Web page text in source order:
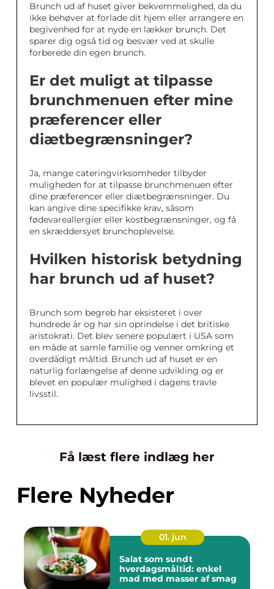
Brunch ud af huset giver bekvemmelighed, da du
ikke behøver at forlade dit hjem eller arrangere en
begivenhed for at nyde en lækker brunch. Det
sparer dig også tid og besvær ved at skulle
forberede din egen brunch.
Er det muligt at tilpasse
brunchmenuen efter mine
præferencer eller
diætbegrænsninger?
Ja, mange cateringvirksomheder tilbyder
muligheden for at tilpasse brunchmenuen efter
dine præferencer eller diætbegrænsninger. Du
kan angive dine specifikke krav, såsom
fødevareallergier eller kostbegrænsninger, og få
en skræddersyet brunchoplevelse.
Hvilken historisk betydning
har brunch ud af huset?
Brunch som begreb har eksisteret i over
hundrede år og har sin oprindelse i det britiske
aristokrati. Det blev senere populært i USA som
en måde at samle familie og venner omkring et
overdådigt måltid. Brunch ud af huset er en
naturlig forlængelse af denne udvikling og er
blevet en populær mulighed i dagens travle
livsstil.
Få læst flere indlæg her
Flere Nyheder
01. jun
Salat som sundt
hverdagsmåltid: enkel
mad med masser af smag